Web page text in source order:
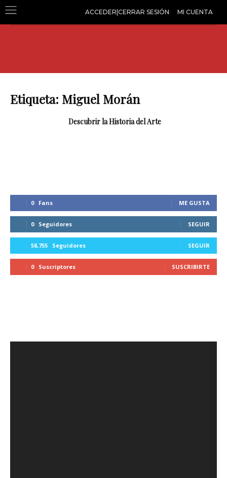
ACCEDER|CERRAR SESIÓN MI CUENTA
Etiqueta: Miguel Morán
Descubrir la Historia del Arte
0 Fans ME GUSTA
0 Seguidores SEGUIR
58,755 Seguidores SEGUIR
0 Suscriptores SUSCRIBIRTE